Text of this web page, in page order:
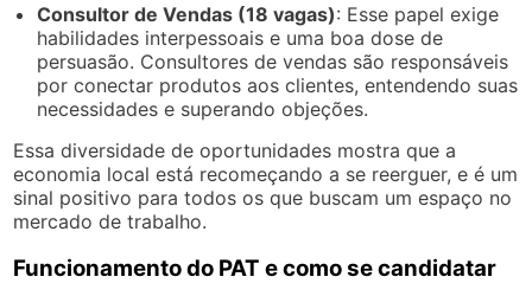
Consultor de Vendas (18 vagas): Esse papel exige
habilidades interpessoais e uma boa dose de
persuasão. Consultores de vendas são responsáveis
por conectar produtos aos clientes, entendendo suas
necessidades e superando objeções.
Essa diversidade de oportunidades mostra que a
economia local está recomeçando a se reerguer, e é um
sinal positivo para todos os que buscam um espaço no
mercado de trabalho.
Funcionamento do PAT e como se candidatar